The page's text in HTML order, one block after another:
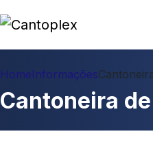
HomeInformações
Cantoneira